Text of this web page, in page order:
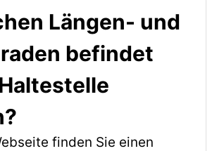
Längen- und
befindet
finden Sie einen